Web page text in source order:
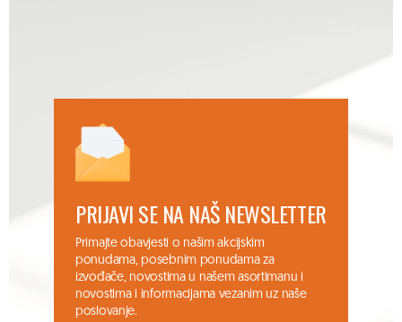
PRIJAVI SE NA NAŠ NEWSLETTER
Primajte obavjesti o našim akcijskim
ponudama, posebnim ponudama za
izvođače, novostima u našem asortimanu i
novostima i informacijama vezanim uz naše
poslovanje.